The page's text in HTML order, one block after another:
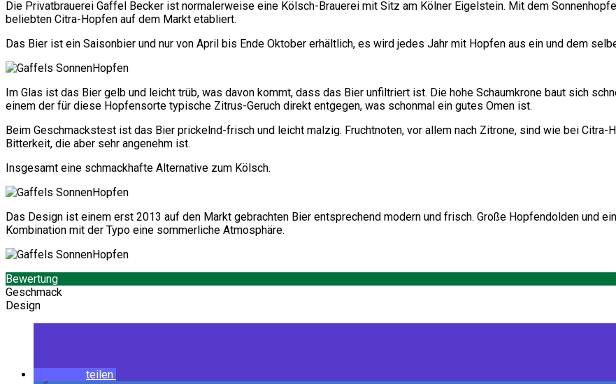
Die Privatbrauerei Gaffel Becker ist normalerweise eine Kölsch-Brauerei mit Sitz am Kölner Eigelstein. Mit dem
beliebten Citra-Hopfen auf dem Markt etabliert.
Das Bier ist ein Saisonbier und nur von April bis Ende Oktober erhältlich, es wird jedes Jahr mit Hopfen aus ein und dem
Im Glas ist das Bier gelb und leicht trüb, was davon kommt, dass das Bier unfiltriert ist. Die hohe Schaumkrone baut sich
einem der für diese Hopfensorte typische Zitrus-Geruch direkt entgegen, was schonmal ein gutes Omen ist.
Beim Geschmackstest ist das Bier prickelnd-frisch und leicht malzig. Fruchtnoten, vor allem nach Zitrone, sind wie bei
Bitterkeit, die aber sehr angenehm ist.
Insgesamt eine schmackhafte Alternative zum Kölsch.
Das Design ist einem erst 2013 auf den Markt gebrachten Bier entsprechend modern und frisch. Große Hopfendolden und
Kombination mit der Typo eine sommerliche Atmosphäre.
Bewertung
Geschmack
Design
teilen